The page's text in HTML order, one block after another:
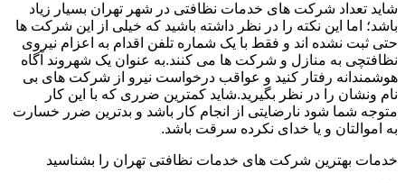
شاید تعداد شرکت های خدمات نظافتی در شهر تهران بسیار زیاد
باشد؛ اما این نکته را در نظر داشته باشید که خیلی از این شرکت ها
حتی ثبت نشده اند و فقط با یک شماره تلفن اقدام به اعزام نیروی
نظافتچی به منازل و شرکت ها می کنند.به عنوان یک شهروند آگاه
هوشمندانه رفتار کنید و عواقب درخواست نیرو از شرکت های بی
نام ونشان را در نظر بگیرید.شاید کمترین ضرری که با این کار
متوجه شما شود نارضایتی از انجام کار باشد و بدترین ضرر خسارت
به اموالتان و یا خدای نکرده سرقت باشد.
خدمات بهترین شرکت های خدمات نظافتی تهران را بشناسید